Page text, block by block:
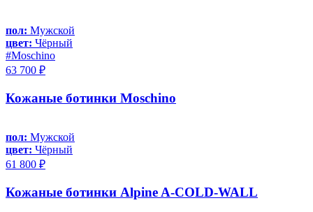
пол: Мужской
цвет: Чёрный
#Moschino
63 700 ₽
Кожаные ботинки Moschino
пол: Мужской
цвет: Чёрный
61 800 ₽
Кожаные ботинки Alpine A-COLD-WALL